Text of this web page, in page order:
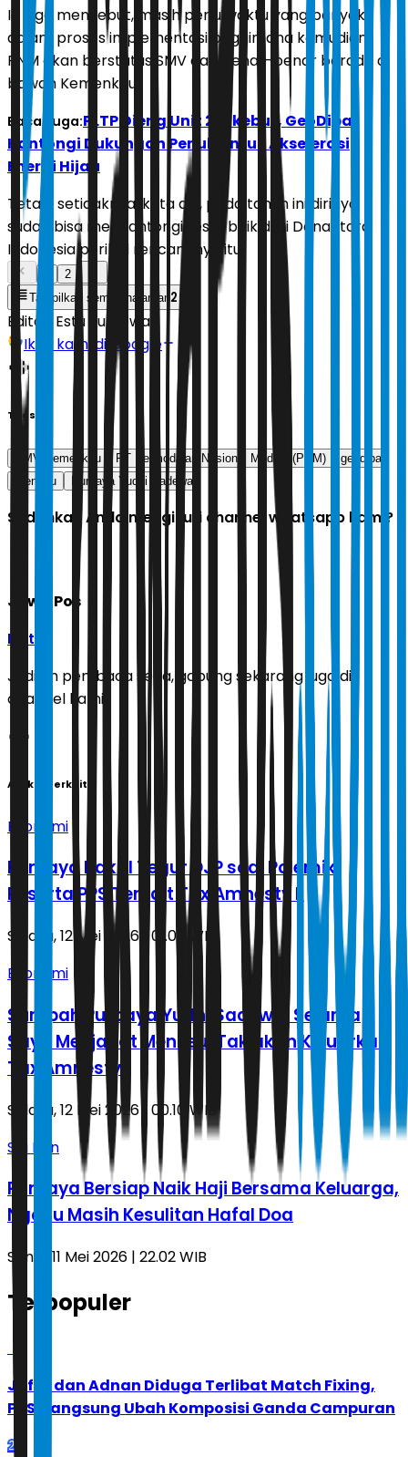
Ia juga menyebut, masih perlu waktu yang banyak
dalam proses implementasi bagaimana kemudian
PNM akan berstatus SMV dan benar-benar berada di
bawah Kemenkeu.
Baca Juga:PLTP Dieng Unit 2 Dikebut, GeoDipa
Kantongi Dukungan Penuh untuk Akselerasi
Energi Hijau
Tetapi setidaknya, kata dia, pada tahun ini dirinya
sudah bisa mengantongi restu baik dari Danantara
Indonesia perihal rencananya itu.
2
Tampilkan semua halaman 2
Editor: Estu Suryowati
Ikuti kami di Google
Tags
SMV Kemenkeu PT Permodalan Nasional Madani (PNM)
geodipa
menkeu
Purbaya Yudhi Sadewa
Sudahkah Anda mengikuti channel whatsapp kami?
Jawa Pos
Ikuti
Jadilah pembaca setia, gabung sekarang juga di
channel kami!
Artikel Terkait
Ekonomi
Purbaya Bakal Tegur DJP soal Polemik
Peserta PPS Terkait Tax Amnesty II
Selasa, 12 Mei 2026 | 01.00 WIB
Ekonomi
Sumpah Purbaya Yudhi Sadewa: Selama
Saya Menjabat Menkeu, Tak akan Keluarkan
Tax Amnesty
Selasa, 12 Mei 2026 | 00.10 WIB
Sisi Lain
Purbaya Bersiap Naik Haji Bersama Keluarga,
Ngaku Masih Kesulitan Hafal Doa
Senin, 11 Mei 2026 | 22.02 WIB
Terpopuler
Jafar dan Adnan Diduga Terlibat Match Fixing,
PBSI Langsung Ubah Komposisi Ganda Campuran
2